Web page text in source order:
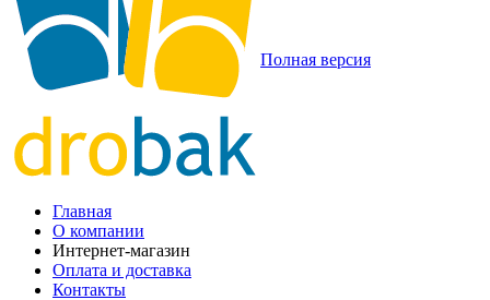
Полная версия
Главная
О компании
Интернет-магазин
Оплата и доставка
Контакты